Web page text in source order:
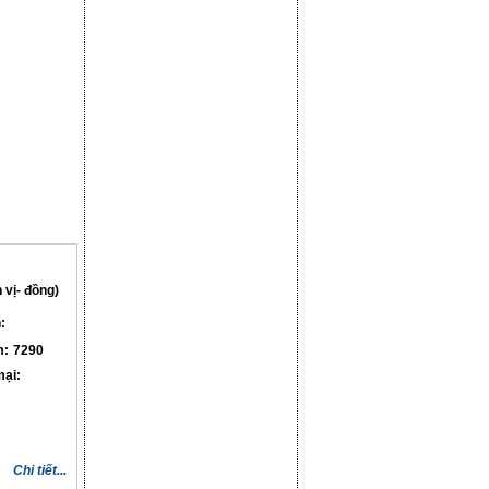
vị- đồng)
7290
Chi tiết...